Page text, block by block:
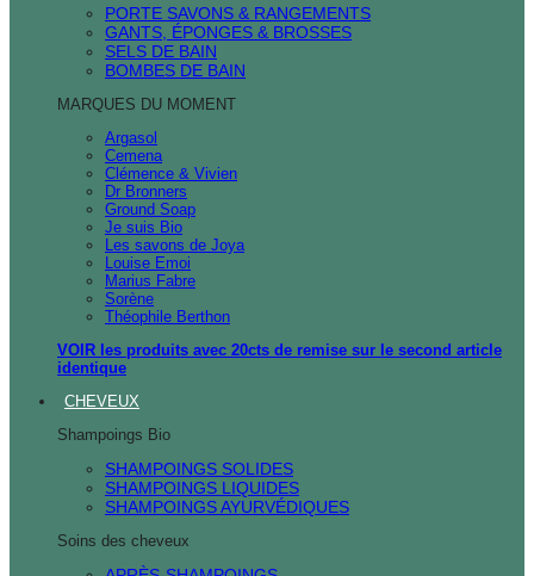
PORTE SAVONS & RANGEMENTS
GANTS, ÉPONGES & BROSSES
SELS DE BAIN
BOMBES DE BAIN
MARQUES DU MOMENT
Argasol
Cemena
Clémence & Vivien
Dr Bronners
Ground Soap
Je suis Bio
Les savons de Joya
Louise Emoi
Marius Fabre
Sorène
Théophile Berthon
VOIR les produits avec 20cts de remise sur le second article
identique
CHEVEUX
Shampoings Bio
SHAMPOINGS SOLIDES
SHAMPOINGS LIQUIDES
SHAMPOINGS AYURVÉDIQUES
Soins des cheveux